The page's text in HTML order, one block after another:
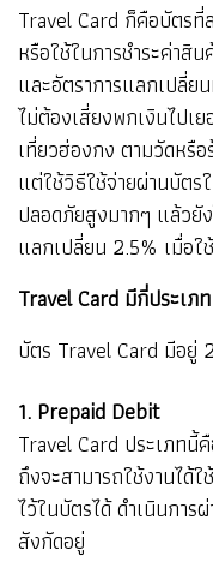
Travel Card ก็คือบัตรที่
หรือใช้ในการชำระค่าสิ
และอัตราการแลกเปลี่ย
ไม่ต้องเสี่ยงพกเงินไปเ
เที่ยวฮ่องกง ตามวัดหรื
แต่ใช้วิธีใช้จ่ายผ่านบัตร
ปลอดภัยสูงมากๆ แล้วยั
แลกเปลี่ยน 2.5% เมื่อใ
Travel Card มีกี่ประเภท
บัตร Travel Card มีอยู่
1. Prepaid Debit
Travel Card ประเภทนี้
ถึงจะสามารถใช้งานได้
ไว้ในบัตรได้ ดำเนินกา
สังกัดอยู่